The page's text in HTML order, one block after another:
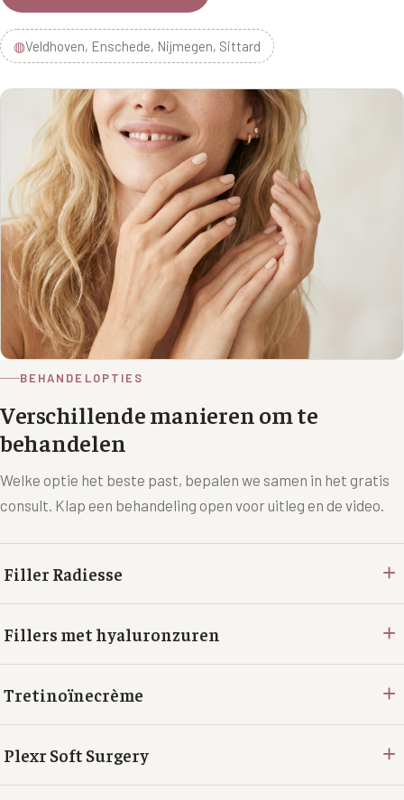
◍Veldhoven, Enschede, Nijmegen, Sittard
BEHANDELOPTIES
Verschillende manieren om te
behandelen
Welke optie het beste past, bepalen we samen in het gratis
consult. Klap een behandeling open voor uitleg en de video.
Filler Radiesse +
Fillers met hyaluronzuren +
Tretinoïnecrème +
Plexr Soft Surgery +